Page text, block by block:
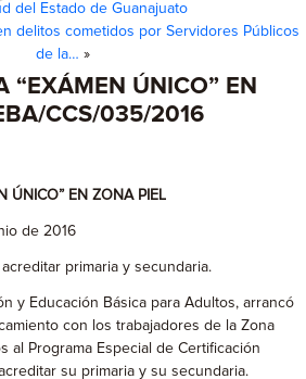
del Estado de Guanajuato
delitos cometidos por Servidores Públicos
de la… »
“EXÁMEN ÚNICO” EN
CCS/035/2016
ÚNICO” EN ZONA PIEL
de 2016
primaria y secundaria.
y Educación Básica para Adultos, arrancó
con los trabajadores de la Zona
al Programa Especial de Certificación
su primaria y su secundaria.